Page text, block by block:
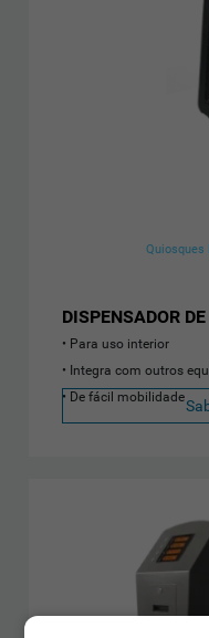
Quiosques
DISPENSADOR
Para uso interior
Integra com outros
De fácil mobilidade